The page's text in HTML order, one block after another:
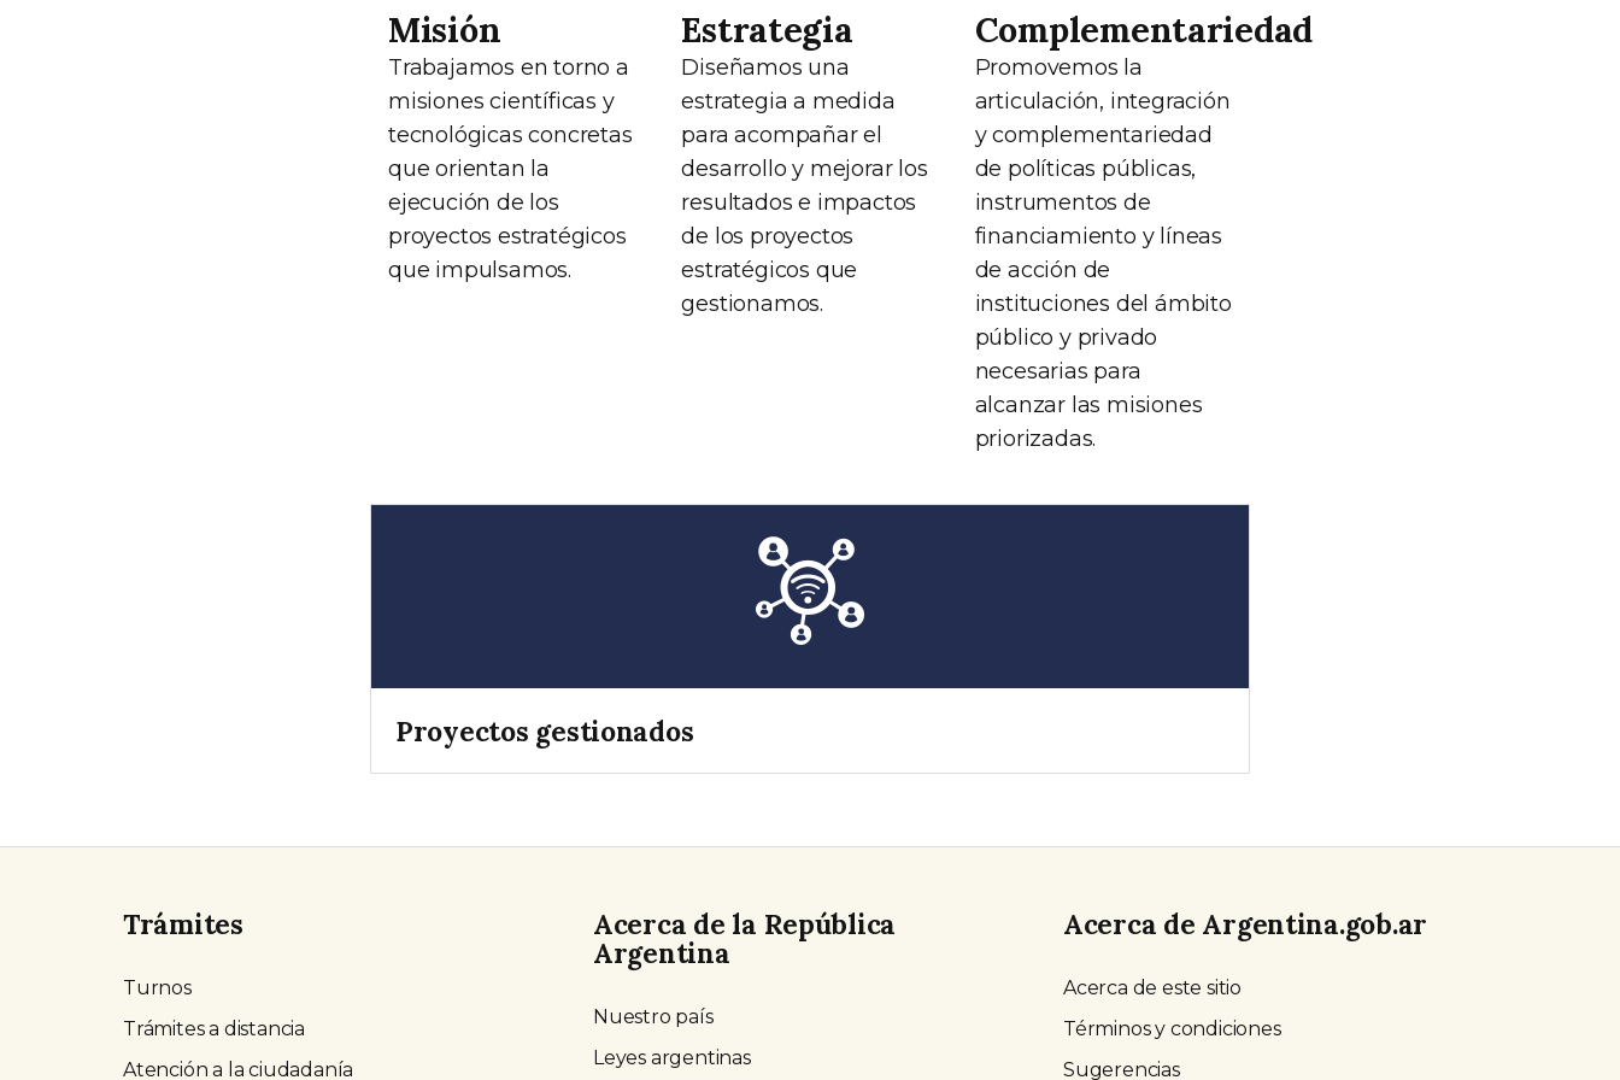
Misión
Trabajamos en torno a
misiones científicas y
tecnológicas concretas
que orientan la
ejecución de los
proyectos estratégicos
que impulsamos.
Estrategia
Diseñamos una
estrategia a medida
para acompañar el
desarrollo y mejorar los
resultados e impactos
de los proyectos
estratégicos que
gestionamos.
Complementariedad
Promovemos la
articulación, integración
y complementariedad
de políticas públicas,
instrumentos de
financiamiento y líneas
de acción de
instituciones del ámbito
público y privado
necesarias para
alcanzar las misiones
priorizadas.
Proyectos gestionados
Trámites
Turnos
Trámites a distancia
Atención a la ciudadanía
Acerca de la República
Argentina
Nuestro país
Leyes argentinas
Acerca de Argentina.gob.ar
Acerca de este sitio
Términos y condiciones
Sugerencias